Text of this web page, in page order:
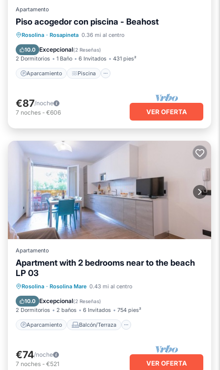
Apartamento
Piso acogedor con piscina - Beahost
Rosolina · Rosapineta 0.36 mi al centro
10.0 Excepcional(2 Reseñas)
2 Dormitorios 1 Baño 6 Invitados 431 pies²
Aparcamiento Piscina
Aparcamiento
Piscina
Balcón/Terraza
€87/noche
7 noches - €606 VER OFERTA
Apartamento
Apartment with 2 bedrooms near to the beach
LP 03
Rosolina · Rosolina Mare 0.43 mi al centro
10.0 Excepcional(2 Reseñas)
2 Dormitorios 2 baños 6 Invitados 754 pies²
Aparcamiento Balcón/Terraza
Aparcamiento
Balcón/Terraza
Cocina
Internet
€74/noche
7 noches - €521 VER OFERTA